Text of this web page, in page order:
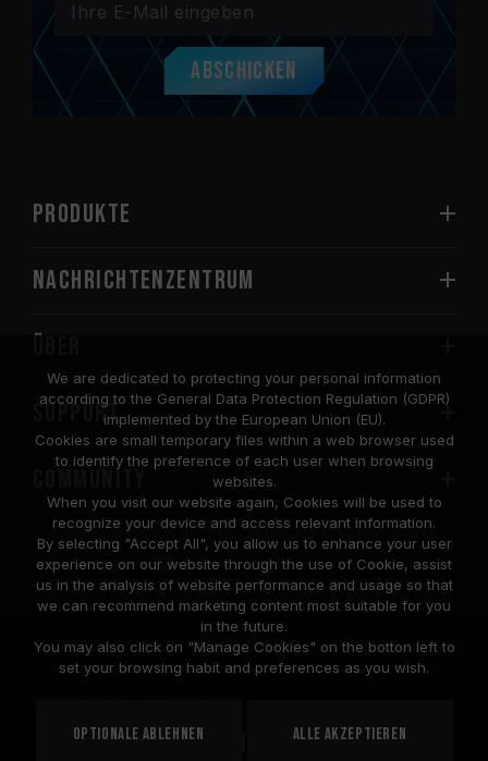
Abschicken
PRODUKTE
Nachrichtenzentrum
SUPPORT
COMMUNITY
© 2026 Team Group Inc. All Rights Reserved.
STANDORT
United
We are dedicated to protecting your personal information
according to the General Data Protection Regulation (GDPR)
implemented by the European Union (EU).
Cookies are small temporary files within a web browser used
to identify the preference of each user when browsing
websites.
When you visit our website again, Cookies will be used to
recognize your device and access relevant information.
By selecting "Accept All", you allow us to enhance your user
experience on our website through the use of Cookie, assist
us in the analysis of website performance and usage so that
we can recommend marketing content most suitable for you
in the future.
You may also click on "Manage Cookies" on the botton left to
set your browsing habit and preferences as you wish.
Optionale ablehnen Alle akzeptieren